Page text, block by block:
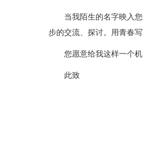
当我陌生的名字映入您
步的交流、探讨。用青春
您愿意给我这样一个机
此致